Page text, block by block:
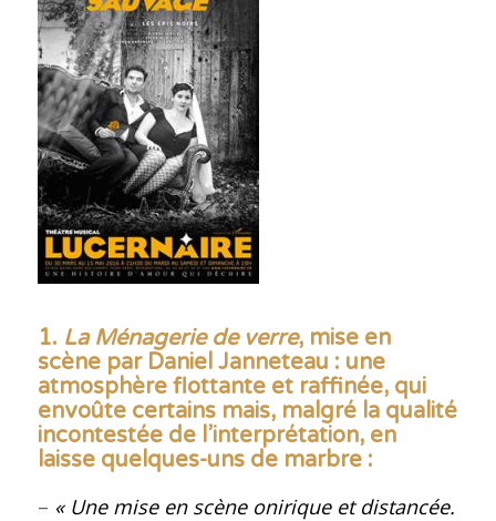
1. La Ménagerie de verre, mise en
scène par Daniel Janneteau : une
atmosphère flottante et raffinée, qui
envoûte certains mais, malgré la qualité
incontestée de l’interprétation, en
laisse quelques-uns de marbre :
– « Une mise en scène onirique et distancée.